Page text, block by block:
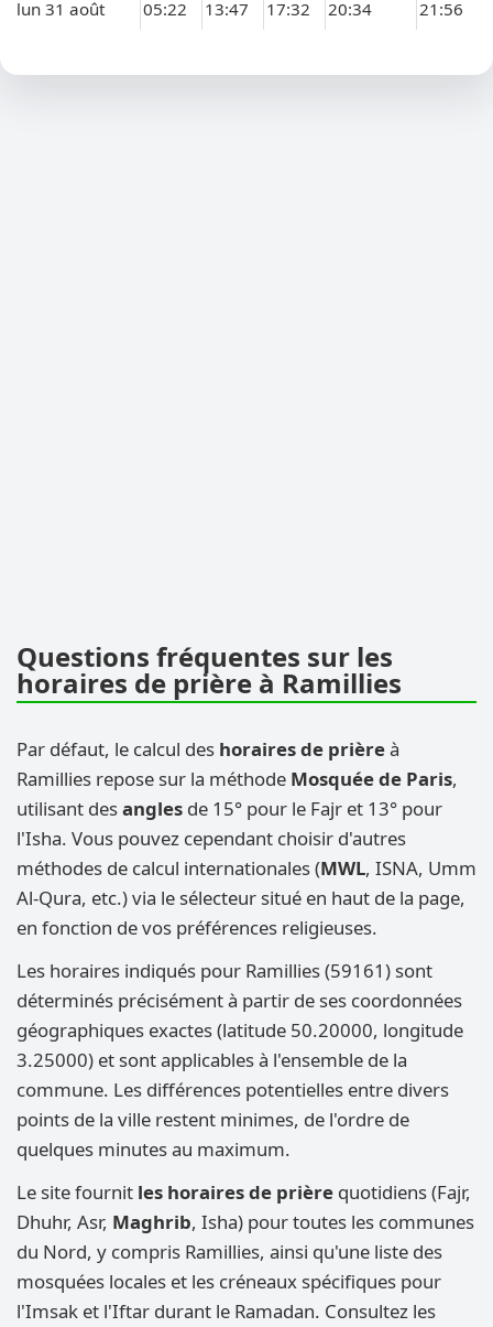
lun 31 août 05:22 13:47 17:32 20:34 21:56
Questions fréquentes sur les
horaires de prière à Ramillies
Par défaut, le calcul des horaires de prièreà
Ramillies repose sur la méthode Mosquée de Paris,
utilisant desangles de 15° pour le Fajr et 13° pour
l'Isha. Vous pouvez cependant choisir d'autres
méthodes de calcul internationales (MWL, ISNA, Umm
Al-Qura, etc.) via le sélecteur situé en haut de la page,
en fonction de vos préférences religieuses.
Les horaires indiqués pour Ramillies (59161) sont
déterminés précisément à partir de ses coordonnées
géographiques exactes (latitude 50.20000, longitude
3.25000) et sont applicables à l'ensemble de la
commune. Les différences potentielles entre divers
points de la ville restent minimes, de l'ordre de
quelques minutes au maximum.
Le site fournit les horaires de prière quotidiens (Fajr,
Dhuhr, Asr, Maghrib, Isha) pour toutes les communes
du Nord, y compris Ramillies, ainsi qu'une liste des
mosquées locales et les créneaux spécifiques pour
l'Imsak et l'Iftar durant le Ramadan. Consultez les